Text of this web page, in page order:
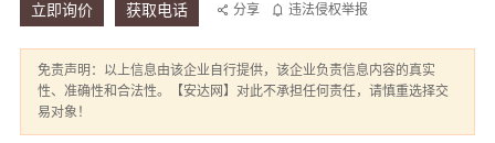
立即询价 获取电话 分享 违法侵权举报
免责声明：以上信息由该企业自行提供，该企业负责信息内容的真实
性、准确性和合法性。【安达网】对此不承担任何责任，请慎重选择交
易对象！